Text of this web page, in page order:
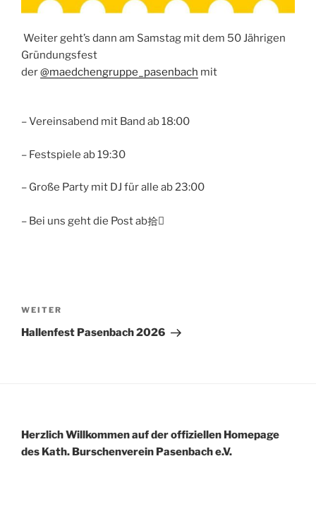
Weiter geht’s dann am Samstag mit dem 50 Jährigen
Gründungsfest
der@maedchengruppe_pasenbach mit
– Vereinsabend mit Band ab 18:00
– Festspiele ab 19:30
– Große Party mit DJ für alle ab 23:00
– Bei uns geht die Post ab拾
Nächster
Beitrag
WEITER
Hallenfest Pasenbach 2026
Herzlich Willkommen auf der offiziellen Homepage
des Kath. Burschenverein Pasenbach e.V.